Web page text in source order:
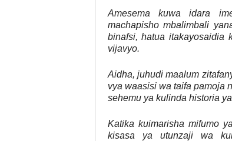
Amesema kuwa idara
machapisho mbalimbali
binafsi, hatua itakayosaidia
vijavyo.
Aidha, juhudi maalum
vya waasisi wa taifa pamoja
sehemu ya kulinda historia
Katika kuimarisha mifumo
kisasa ya utunzaji wa